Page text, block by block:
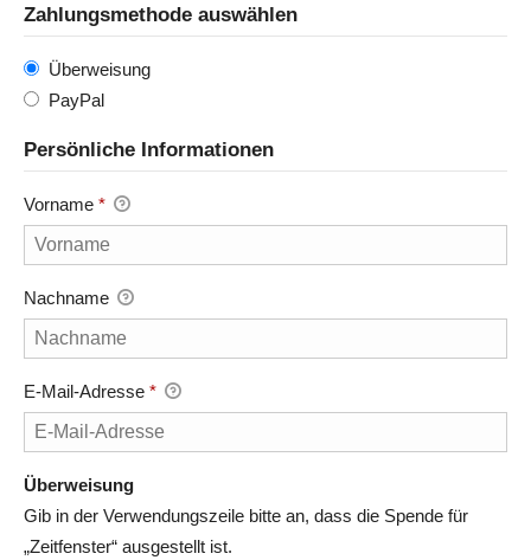
Zahlungsmethode auswählen
Überweisung
PayPal
Persönliche Informationen
Vorname *
Nachname
E-Mail-Adresse *
Überweisung
Gib in der Verwendungszeile bitte an, dass die Spende für
„Zeitfenster“ ausgestellt ist.